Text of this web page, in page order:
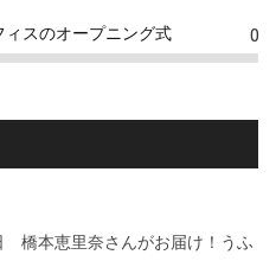
スのオープニング式 0
橋本恵里奈さんがお届け！うふ